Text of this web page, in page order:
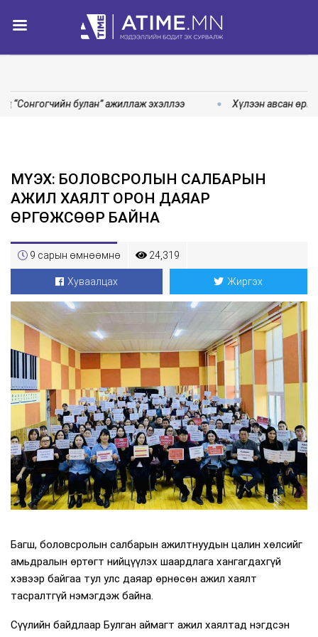
“Сонгогчийн булан” ажиллаж эхэллээ Хүлээн авсан
МҮЭХ: БОЛОВСРОЛЫН САЛБАРЫН
АЖИЛ ХАЯЛТ ОРОН ДАЯАР
ӨРГӨЖСӨӨР БАЙНА
9 сарын өмнөөмнө 24,319
Хуваалцах Жиргэх
Багш, боловсролын салбарын ажилтнуудын цалин хөлсийг
амьдралын өртөгт нийцүүлэх шаардлага хангагдахгүй
хэвээр байгаа тул улс даяар өрнөсөн ажил хаялт
тасралтгүй нэмэгдэж байна.
Сүүлийн байдлаар Булган аймагт ажил хаялтад нэгдсэн